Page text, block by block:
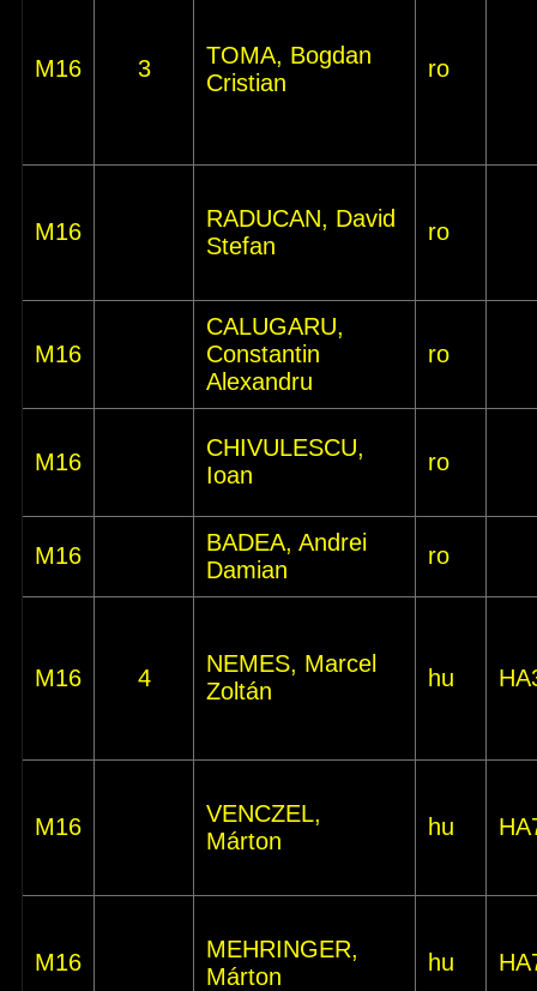
M16 3
TOMA, Bogdan
Cristian
ro
M16
RADUCAN, David
Stefan
ro
M16
CALUGARU,
Constantin
Alexandru
ro
M16
CHIVULESCU,
Ioan
ro
M16
BADEA, Andrei
Damian
ro
M16 4
NEMES, Marcel
Zoltán
hu
M16
VENCZEL,
Márton
hu
M16
MEHRINGER,
Márton
hu